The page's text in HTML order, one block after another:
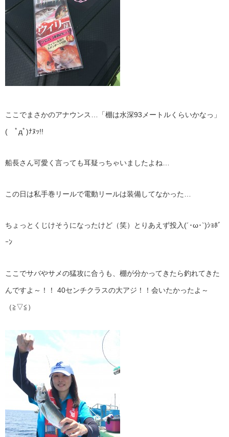
ここでまさかのアナウンス…「棚は水深93メートルくらいかなっ」
( ﾟдﾟ)ﾅﾇｯ!!
船長さん可愛く言っても耳疑っちゃいましたよね…
この日は私手巻リールで電動リールは装備してなかった…
ちょっとくじけそうになったけど（笑）とりあえず投入(´･ω･`)ｼｮﾎﾞ
ｰﾝ
ここでサバやサメの猛攻に合うも、棚が分かってきたら釣れてきた
んですよ～！！ 40センチクラスの大アジ！！会いたかったよ～
（≧▽≦）